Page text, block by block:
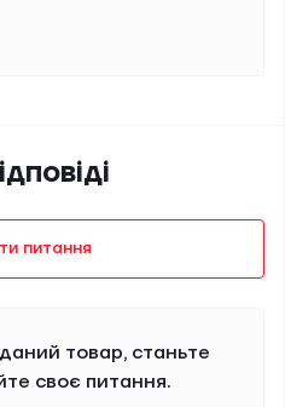
питання
товар, станьте
своє питання.